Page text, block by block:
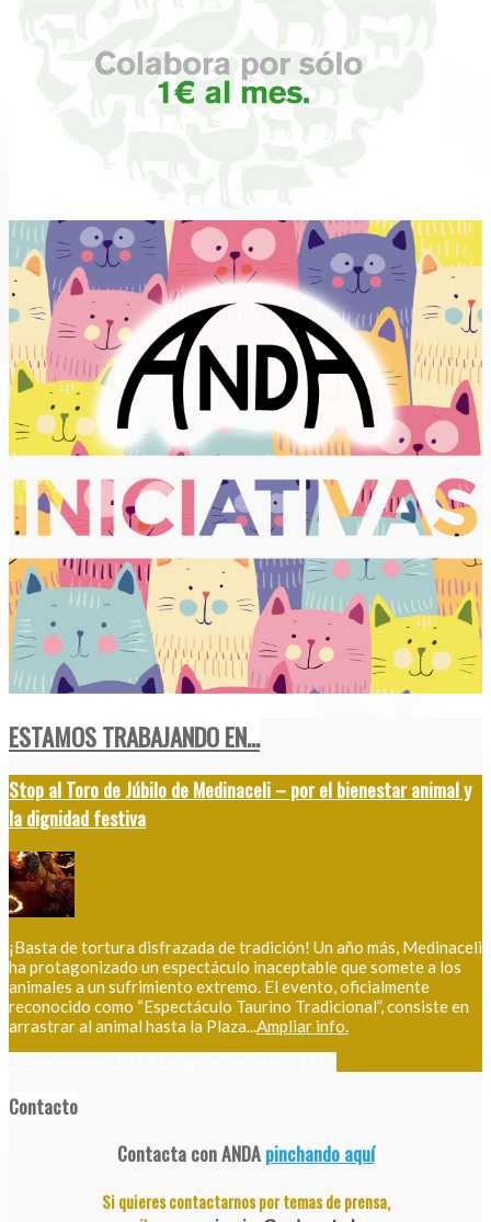
ESTAMOS TRABAJANDO EN...
Stop al Toro de Júbilo de Medinaceli – por el bienestar animal y
la dignidad festiva
¡Basta de tortura disfrazada de tradición! Un año más, Medinaceli
ha protagonizado un espectáculo inaceptable que somete a los
animales a un sufrimiento extremo. El evento, oficialmente
reconocido como “Espectáculo Taurino Tradicional”, consiste en
arrastrar al animal hasta la Plaza...Ampliar info.
Contacto
Contacta con ANDApinchando aquí
Si quieres contactarnos por temas de prensa,